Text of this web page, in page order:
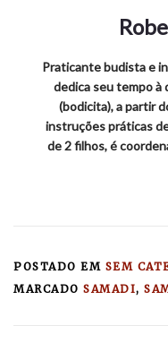
Praticante budista e
dedica seu tempo
(bodicita), a partir
instruções práticas
de 2 filhos, é
POSTADO EM SEM
MARCADO SAMADI,